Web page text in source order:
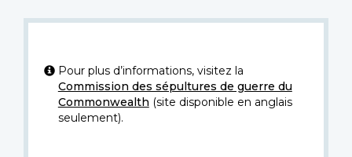
Pour plus d’informations, visitez la
Commission des sépultures de guerre du
Commonwealth (site disponible en anglais
seulement).